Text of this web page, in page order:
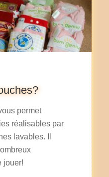
permet
réalisables par
lavables. Il
jouer!